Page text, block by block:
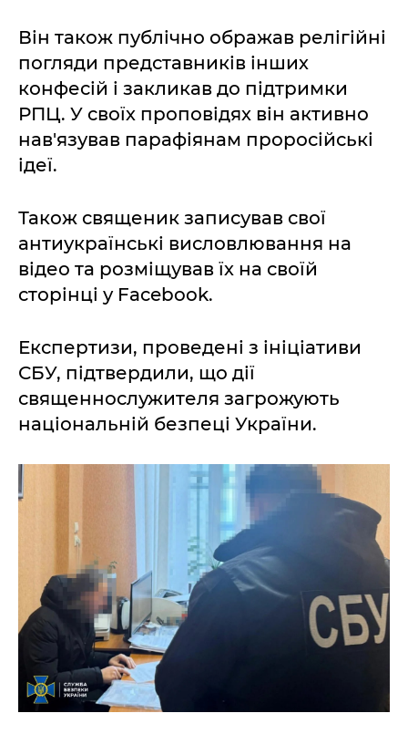
Він також публічно ображав релігійні
погляди представників інших
конфесій і закликав до підтримки
РПЦ. У своїх проповідях він активно
нав'язував парафіянам проросійські
ідеї.
Також священик записував свої
антиукраїнські висловлювання на
відео та розміщував їх на своїй
сторінці у Facebook.
Експертизи, проведені з ініціативи
СБУ, підтвердили, що дії
священнослужителя загрожують
національній безпеці України.